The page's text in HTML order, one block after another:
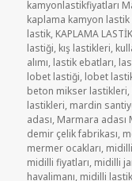
kamyonlastikfiyatları
kaplama kamyon
lastik, KAPLAMA LASTİK
lastiği, kış lastikleri,
alımı, lastik ebatları,
lobet lastiği, lobet
beton mikser lastikleri,
lastikleri, mardin
adası, Marmara adası
demir çelik fabrikası,
mermer ocakları,
midilli fiyatları, midilli
havalimanı, midilli